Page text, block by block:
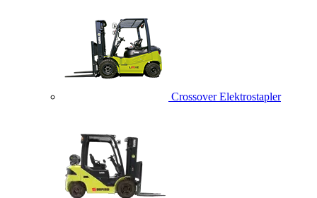
Crossover Elektrostapler